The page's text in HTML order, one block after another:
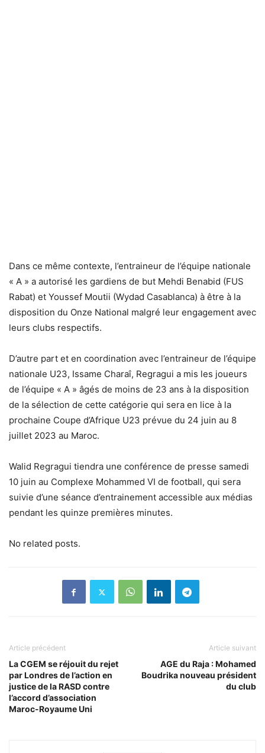
Dans ce même contexte, l’entraineur de l’équipe nationale
« A » a autorisé les gardiens de but Mehdi Benabid (FUS
Rabat) et Youssef Moutii (Wydad Casablanca) à être à la
disposition du Onze National malgré leur engagement avec
leurs clubs respectifs.
D’autre part et en coordination avec l’entraineur de l’équipe
nationale U23, Issame Charaî, Regragui a mis les joueurs
de l’équipe « A » âgés de moins de 23 ans à la disposition
de la sélection de cette catégorie qui sera en lice à la
prochaine Coupe d’Afrique U23 prévue du 24 juin au 8
juillet 2023 au Maroc.
Walid Regragui tiendra une conférence de presse samedi
10 juin au Complexe Mohammed VI de football, qui sera
suivie d’une séance d’entrainement accessible aux médias
pendant les quinze premières minutes.
No related posts.
Article précédent
La CGEM se réjouit du rejet
par Londres de l’action en
justice de la RASD contre
l’accord d’association
Maroc-Royaume Uni
Article suivant
AGE du Raja : Mohamed
Boudrika nouveau président
du club